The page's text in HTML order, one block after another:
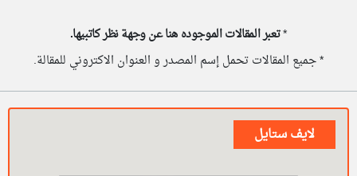
*تعبر المقالات الموجوده هنا عن وجهة نظر كاتبيها.
* جميع المقالات تحمل إسم المصدر و العنوان الاكتروني للمقالة.
لايف ستايل